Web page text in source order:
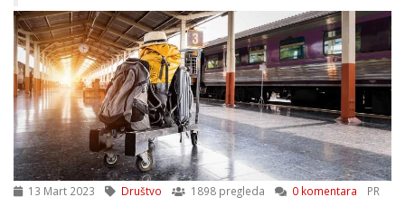
13 Mart 2023 Društvo 1898 pregleda 0 komentara PR